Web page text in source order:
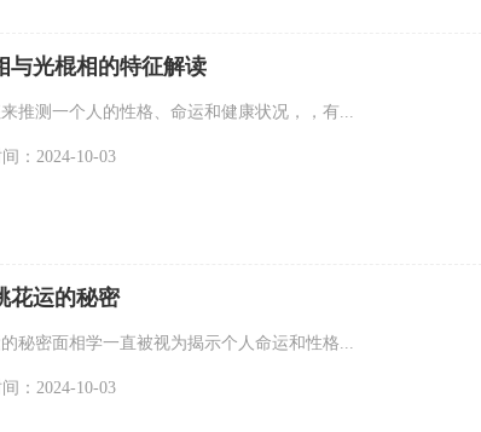
与光棍相的特征解读
推测一个人的性格、命运和健康状况，，有...
：2024-10-03
花运的秘密
秘密面相学一直被视为揭示个人命运和性格...
：2024-10-03